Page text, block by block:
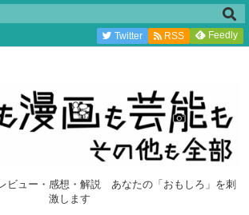
ュー・感想・解説 あなたの「おもしろ」を刺
激します
Twitter RSS Feedly